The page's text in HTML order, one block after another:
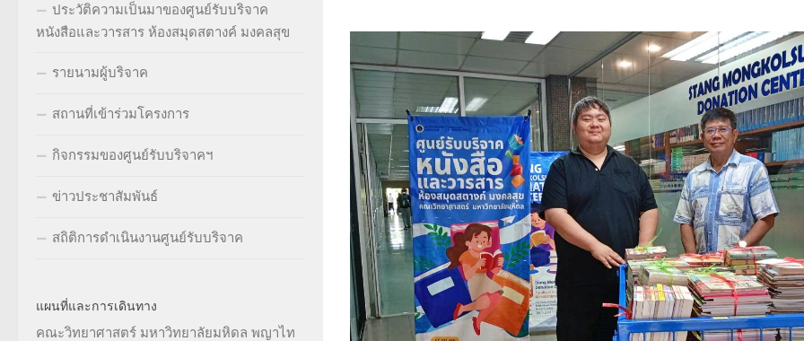
ประวัติความเป็นมาของศูนย์รับบริจาค
หนังสือและวารสาร ห้องสมุดสตางค์ มงคลสุข
รายนามผู้บริจาค
สถานที่เข้าร่วมโครงการ
กิจกรรมของศูนย์รับบริจาคฯ
ข่าวประชาสัมพันธ์
สถิติการดำเนินงานศูนย์รับบริจาค
แผนที่และการเดินทาง
คณะวิทยาศาสตร์ มหาวิทยาลัยมหิดล พญาไท